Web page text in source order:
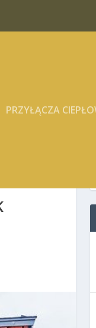
PRZYŁĄCZA